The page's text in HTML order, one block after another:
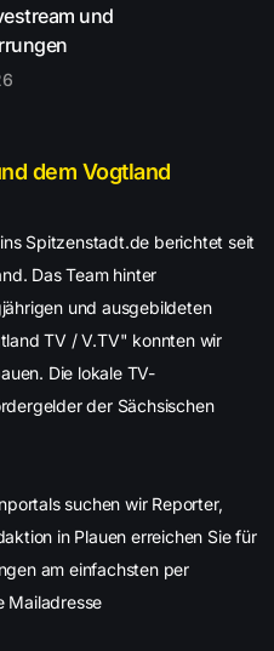
und
dem Vogtland
Spitzenstadt.de berichtet seit
Das Team hinter
und ausgebildeten
TV / V.TV" konnten wir
Die lokale TV-
der Sächsischen
suchen wir Reporter,
in Plauen erreichen Sie für
am einfachsten per
Mailadresse